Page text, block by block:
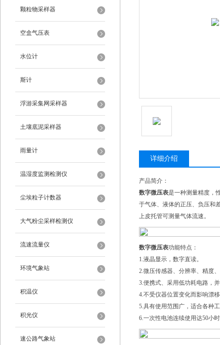
颗粒物采样器
空盒气压表
水位计
斯计
浮游采集网采样器
土壤底泥采样器
雨量计
温湿度监测检测仪
尘埃粒子计数器
大气粉尘采样检测仪
流速流量仪
环境气象站
积温仪
积光仪
速公路气象站
详细介绍
产品简介：
数字微压表是一种测量精度，
于气体、液体的正压、负压和
上皮托管可测量气体流速。
数字微压表功能特点：
1.液晶显示，数字直读。
2.微压传感器、分辨率、精度
3.便携式、采用低功耗电路，
4.不受仪器位置变化而影响漂
5.具有使用范围广，适合各种
6.一次性电池连续使用达50小